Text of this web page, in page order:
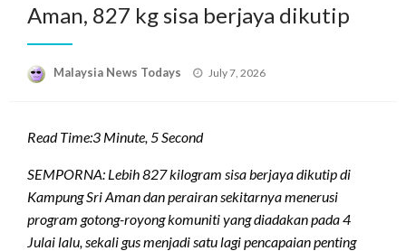
Aman, 827 kg sisa berjaya dikutip
Malaysia News Todays
Posted
July 7, 2026
Read Time:3 Minute, 5 Second
SEMPORNA: Lebih 827 kilogram sisa berjaya dikutip di
Kampung Sri Aman dan perairan sekitarnya menerusi
program gotong-royong komuniti yang diadakan pada 4
Julai lalu, sekali gus menjadi satu lagi pencapaian penting